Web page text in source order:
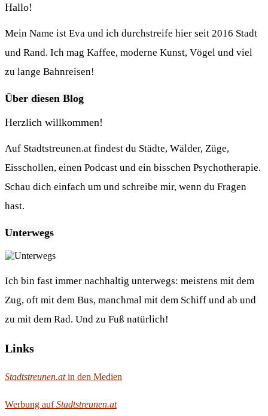
Hallo!
Mein Name ist Eva und ich durchstreife hier seit 2016 Stadt
und Rand. Ich mag Kaffee, moderne Kunst, Vögel und viel
zu lange Bahnreisen!
Über diesen Blog
Herzlich willkommen!
Auf Stadtstreunen.at findest du Städte, Wälder, Züge,
Eisschollen, einen Podcast und ein bisschen Psychotherapie.
Schau dich einfach um und schreibe mir, wenn du Fragen
hast.
Unterwegs
Ich bin fast immer nachhaltig unterwegs: meistens mit dem
Zug, oft mit dem Bus, manchmal mit dem Schiff und ab und
zu mit dem Rad. Und zu Fuß natürlich!
Links
Stadtstreunen.atin den Medien
Werbung aufStadtstreunen.at